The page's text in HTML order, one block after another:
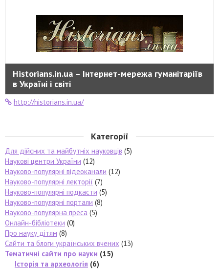
Historians.in.ua – Інтернет-мережа гуманітаріїв
в Україні і світі
http://historians.in.ua/
Категорії
Для дійсних та майбутніх науковців (5)
Наукові центри України (12)
Науково-популярні відеоканали (12)
Науково-популярні лекторії (7)
Науково-популярні подкасти (5)
Науково-популярні портали (8)
Науково-популярна преса (5)
Онлайн-бібліотеки (0)
Про науку дітям (8)
Сайти та блоги українських вчених (13)
Тематичні сайти про науки (15)
Історія та археологія (6)